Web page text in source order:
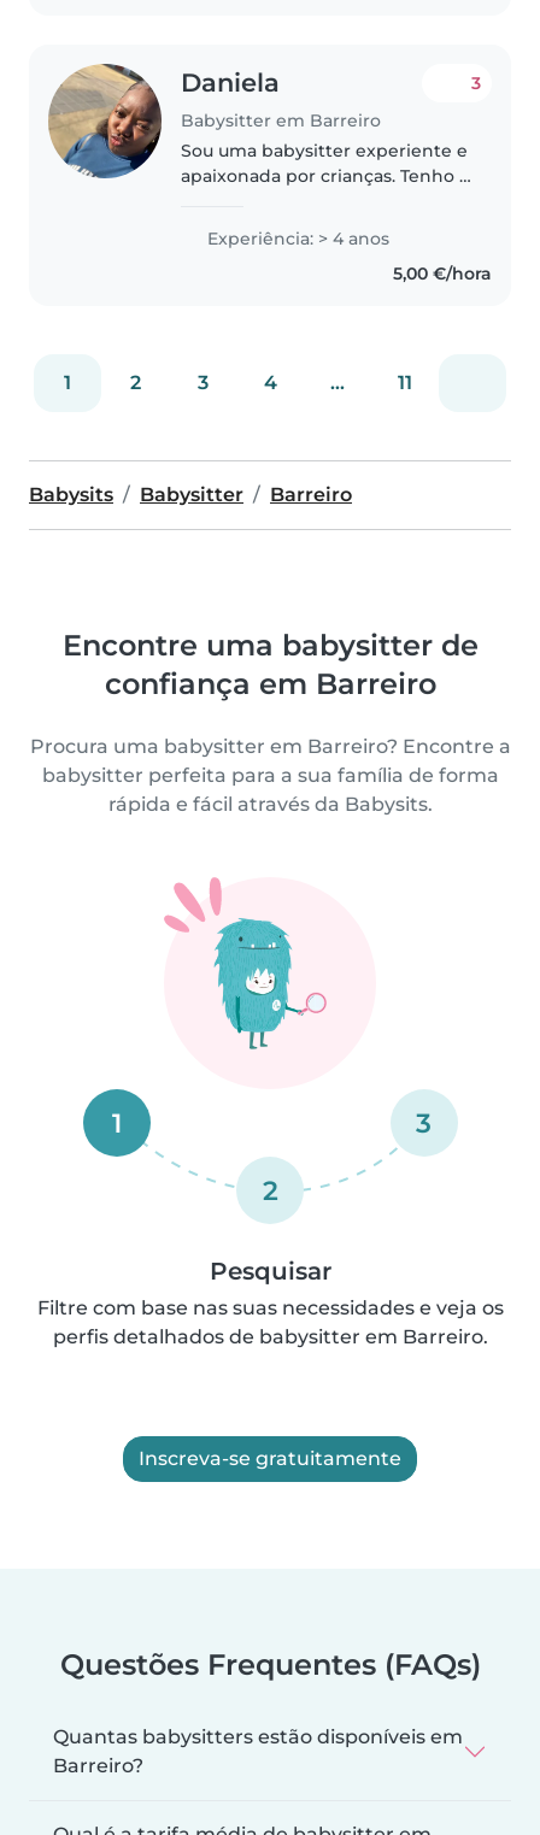
Daniela
Babysitter em Barreiro
3
Sou uma babysitter experiente e
apaixonada por crianças. Tenho 4
bebés, crianças pequenas e pré-
escolares. Sou uma pessoa
responsável, amigável e muito..
Experiência: > 4 anos
5,00 €/hora
1 2 3 4 ... 11
Babysits Babysitter Barreiro
Encontre uma babysitter de
confiança em Barreiro
Procura uma babysitter em Barreiro? Encontre a
babysitter perfeita para a sua família de forma
rápida e fácil através da Babysits.
1
2
3
Pesquisar
Filtre com base nas suas necessidades e veja os
perfis detalhados de babysitter em Barreiro.
Inscreva-se gratuitamente
Questões Frequentes (FAQs)
Quantas babysitters estão disponíveis em
Barreiro?